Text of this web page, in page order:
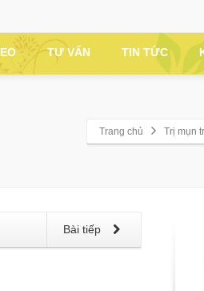
TƯ VẤN TIN TỨC
Trang chủ Trị mụn
Bài tiếp